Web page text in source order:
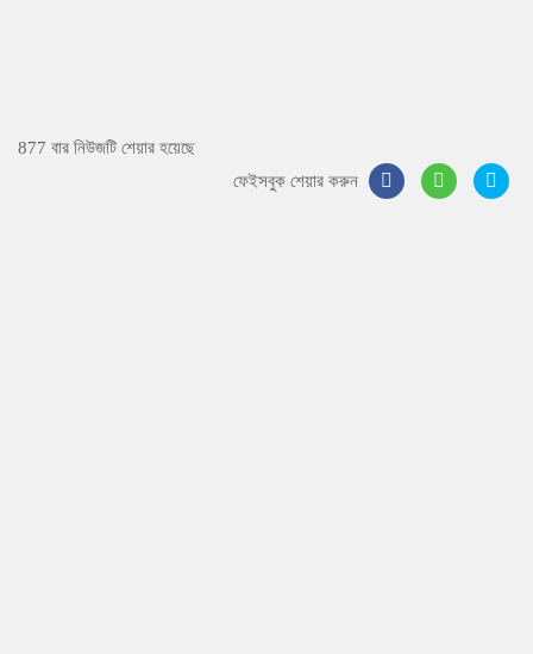
877 বার নিউজটি শেয়ার হয়েছে
ফেইসবুক শেয়ার করুন